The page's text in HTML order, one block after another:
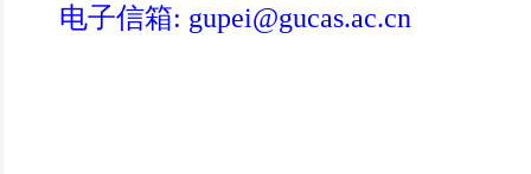
电子信箱: gupei@gucas.ac.cn